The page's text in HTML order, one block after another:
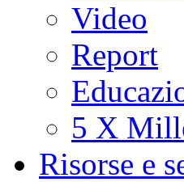
Video
Report
5 X
Risorse e